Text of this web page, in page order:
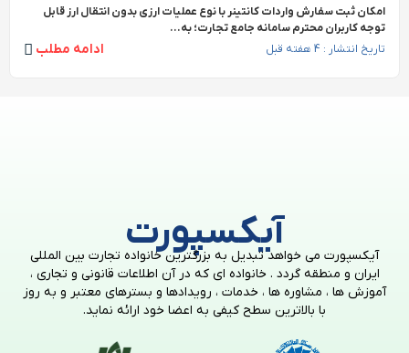
امکان ثبت سفارش واردات کانتینر با نوع عملیات ارزی بدون انتقال ارز قابل
توجه کاربران محترم سامانه جامع تجارت؛ به...
ادامه مطلب تاریخ انتشار : 4 هفته قبل
آیکسپورت
آیکسپورت می خواهد تبدیل به بزرگترین خانواده تجارت بین المللی
ایران و منطقه گردد . خانواده ای که در آن اطلاعات قانونی و تجاری ،
آموزش ها ، مشاوره ها ، خدمات ، رویدادها و بسترهای معتبر و به روز
با بالاترین سطح کیفی به اعضا خود ارائه نماید.